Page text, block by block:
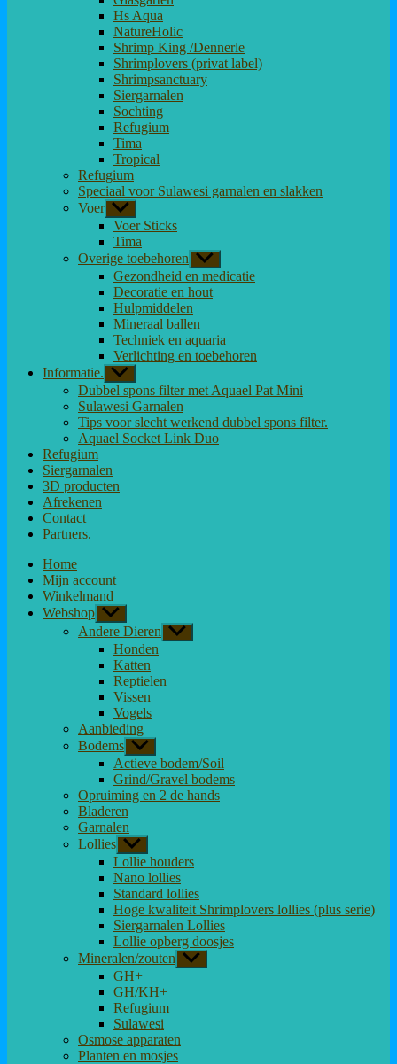
Hs Aqua
NatureHolic
Shrimp King /Dennerle
Shrimplovers (privat label)
Shrimpsanctuary
Siergarnalen
Sochting
Refugium
Tima
Tropical
Refugium
Speciaal voor Sulawesi garnalen en slakken
Voer Toon
submenu
Voer Sticks
Tima
Overige toebehoren Toon
submenu
Gezondheid en medicatie
Decoratie en hout
Hulpmiddelen
Mineraal ballen
Techniek en aquaria
Verlichting en toebehoren
Informatie. Toon
submenu
Dubbel spons filter met Aquael Pat Mini
Sulawesi Garnalen
Tips voor slecht werkend dubbel spons filter.
Aquael Socket Link Duo
Refugium
Siergarnalen
3D producten
Afrekenen
Contact
Partners.
Home
Mijn account
Winkelmand
Webshop Toon
submenu
Andere Dieren Toon
submenu
Honden
Katten
Reptielen
Vissen
Vogels
Aanbieding
Bodems Toon
submenu
Actieve bodem/Soil
Grind/Gravel bodems
Opruiming en 2 de hands
Bladeren
Garnalen
Lollies Toon
submenu
Lollie houders
Nano lollies
Standard lollies
Hoge kwaliteit Shrimplovers lollies (plus serie)
Siergarnalen Lollies
Lollie opberg doosjes
Mineralen/zouten Toon
submenu
GH+
GH/KH+
Refugium
Sulawesi
Osmose apparaten
Planten en mosjes